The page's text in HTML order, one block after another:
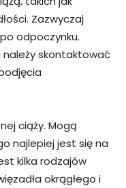
Zazwyczaj
odpoczynku.
należy skontaktować
ciąży. Mogą
najlepiej jest się na
kilka rodzajów
okrągłego i